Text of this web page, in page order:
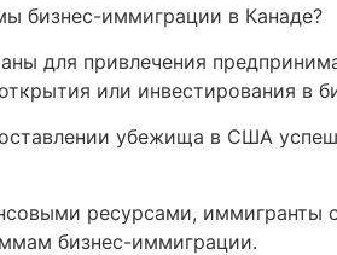
бизнес-иммиграции в Канаде?
для привлечения
или инвестирования в
убежища в США
ресурсами,
бизнес-иммиграции.